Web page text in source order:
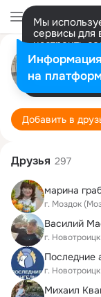
Мы
сервисы для
настроить
Разрешить
Добавить в
Друзья 297
марина
г. Моздок
Василий
г.
Последние
г.
Михаил
на